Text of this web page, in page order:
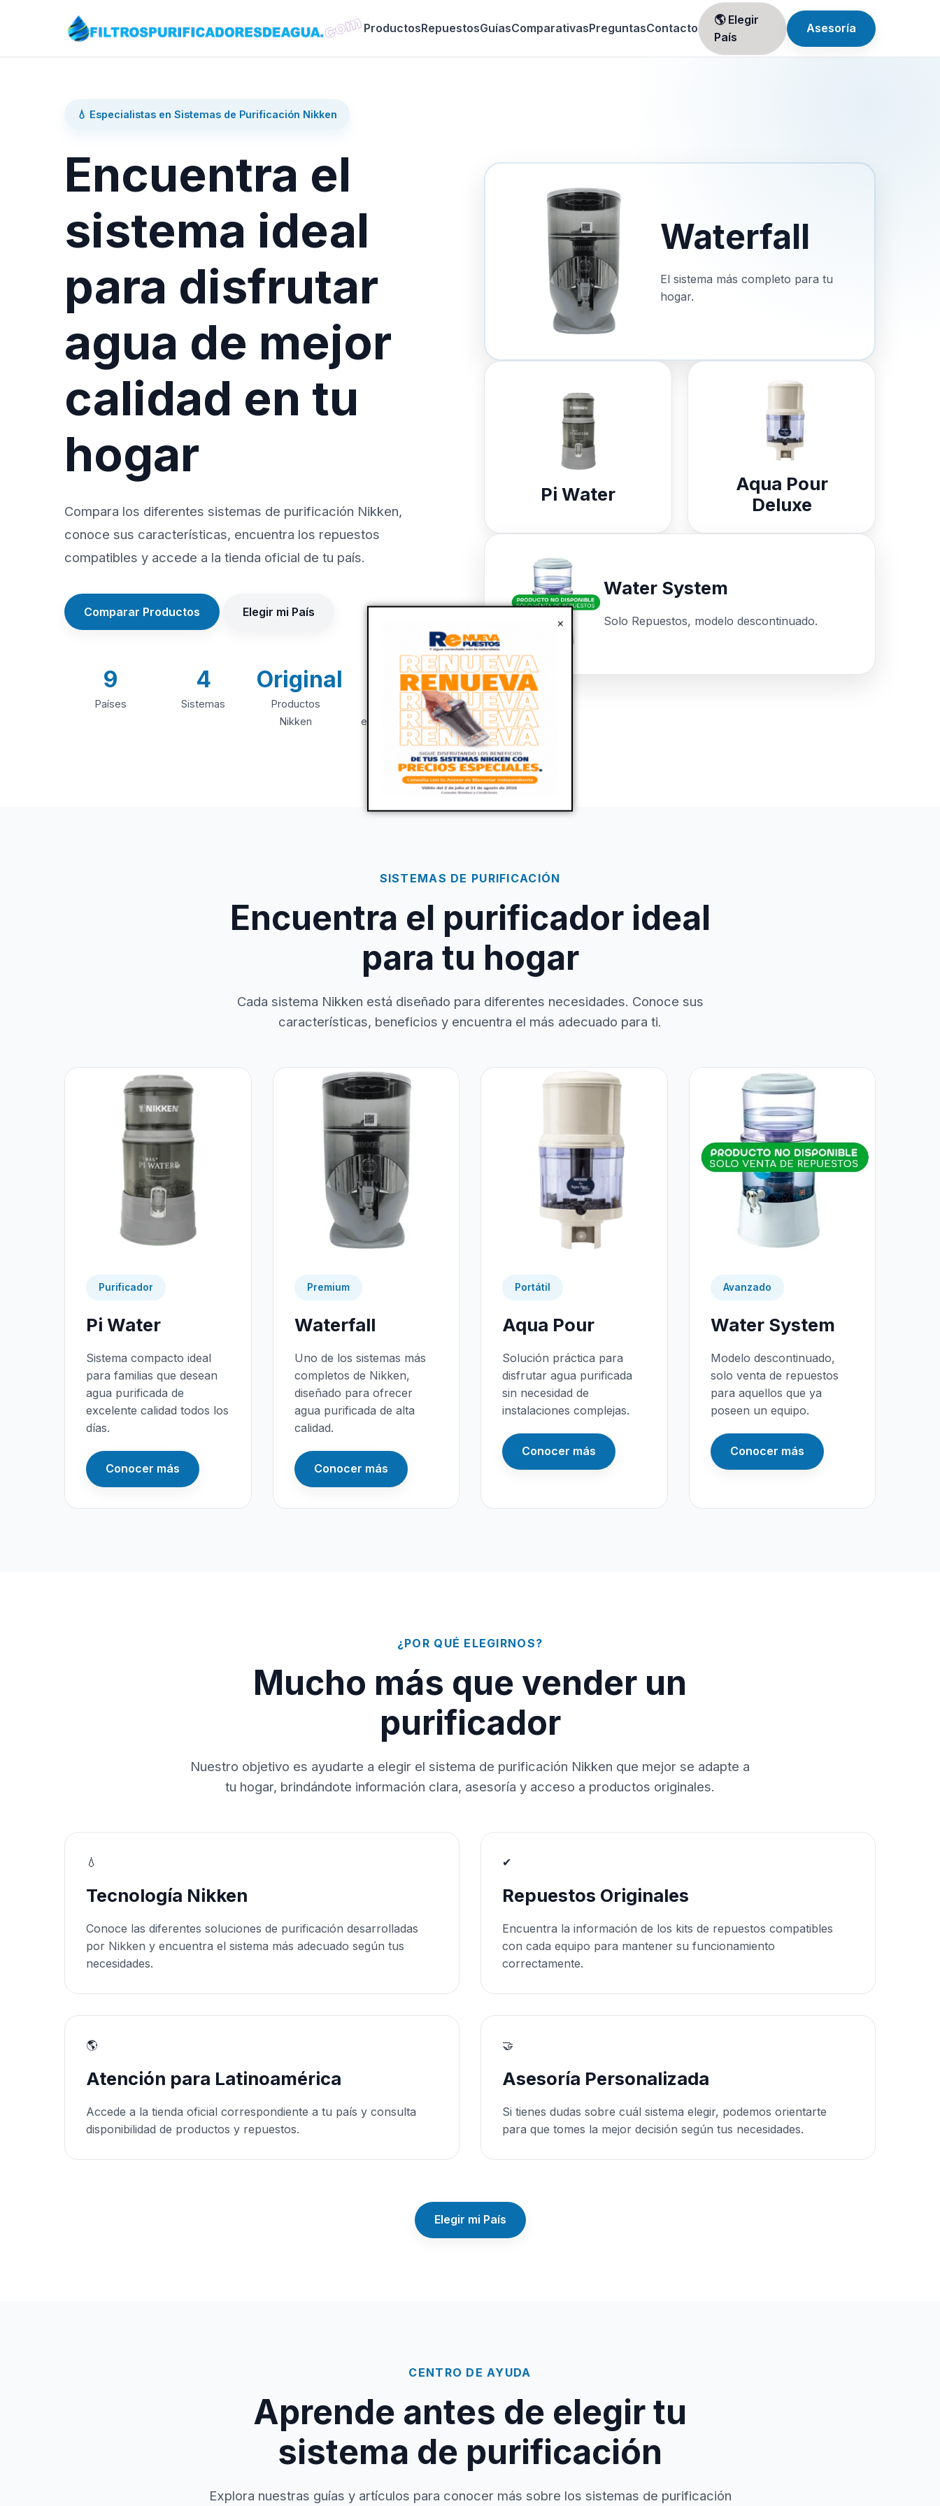
×
ProductosRepuestosGuíasComparativasPreguntasContacto
🌎 Elegir
País
Asesoría
💧 Especialistas en Sistemas de Purificación Nikken
Encuentra el
sistema ideal
para disfrutar
agua de mejor
calidad en tu
hogar
Compara los diferentes sistemas de purificación Nikken,
conoce sus características, encuentra los repuestos
compatibles y accede a la tienda oficial de tu país.
Comparar Productos Elegir mi País
9
Países
4
Sistemas
Original
Productos
Nikken
+20
Años de
experiencia
Waterfall
El sistema más completo para tu
hogar.
Pi Water
Aqua Pour
Deluxe
Water System
Solo Repuestos, modelo descontinuado.
SISTEMAS DE PURIFICACIÓN
Encuentra el purificador ideal
para tu hogar
Cada sistema Nikken está diseñado para diferentes necesidades. Conoce sus
características, beneficios y encuentra el más adecuado para ti.
Purificador
Pi Water
Sistema compacto ideal
para familias que desean
agua purificada de
excelente calidad todos los
días.
Conocer más
Premium
Waterfall
Uno de los sistemas más
completos de Nikken,
diseñado para ofrecer
agua purificada de alta
calidad.
Conocer más
Portátil
Aqua Pour
Solución práctica para
disfrutar agua purificada
sin necesidad de
instalaciones complejas.
Conocer más
Avanzado
Water System
Modelo descontinuado,
solo venta de repuestos
para aquellos que ya
poseen un equipo.
Conocer más
¿POR QUÉ ELEGIRNOS?
Mucho más que vender un
purificador
Nuestro objetivo es ayudarte a elegir el sistema de purificación Nikken que mejor se adapte a
tu hogar, brindándote información clara, asesoría y acceso a productos originales.
💧
Tecnología Nikken
Conoce las diferentes soluciones de purificación desarrolladas
por Nikken y encuentra el sistema más adecuado según tus
necesidades.
✔
Repuestos Originales
Encuentra la información de los kits de repuestos compatibles
con cada equipo para mantener su funcionamiento
correctamente.
🌎
Atención para Latinoamérica
Accede a la tienda oficial correspondiente a tu país y consulta
disponibilidad de productos y repuestos.
🤝
Asesoría Personalizada
Si tienes dudas sobre cuál sistema elegir, podemos orientarte
para que tomes la mejor decisión según tus necesidades.
Elegir mi País
CENTRO DE AYUDA
Aprende antes de elegir tu
sistema de purificación
Explora nuestras guías y artículos para conocer más sobre los sistemas de purificación